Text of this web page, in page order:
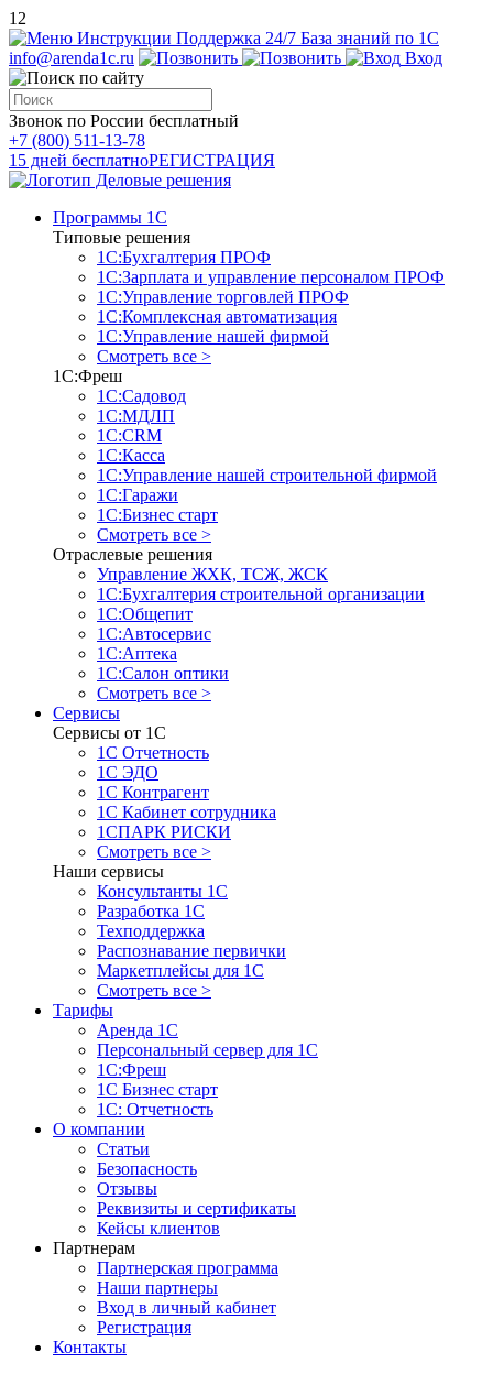
12
Инструкции Поддержка 24/7 База знаний по 1С
info@arenda1c.ru
Вход
Звонок по России бесплатный
+7 (800) 511-13-78
15 дней бесплатноРЕГИСТРАЦИЯ
Программы 1С
Типовые решения
1С:Бухгалтерия ПРОФ
1С:Зарплата и управление персоналом ПРОФ
1С:Управление торговлей ПРОФ
1С:Комплексная автоматизация
1С:Управление нашей фирмой
Смотреть все >
1С:Фреш
1С:Садовод
1С:МДЛП
1С:CRM
1С:Касса
1С:Управление нашей строительной фирмой
1С:Гаражи
1С:Бизнес старт
Смотреть все >
Отраслевые решения
Управление ЖХК, ТСЖ, ЖСК
1С:Бухгалтерия строительной организации
1С:Общепит
1С:Автосервис
1С:Аптека
1С:Салон оптики
Смотреть все >
Сервисы
Сервисы от 1С
1С Отчетность
1С ЭДО
1С Контрагент
1С Кабинет сотрудника
1СПАРК РИСКИ
Смотреть все >
Наши сервисы
Консультанты 1С
Разработка 1С
Техподдержка
Распознавание первички
Маркетплейсы для 1С
Смотреть все >
Тарифы
Аренда 1С
Персональный сервер для 1С
1С:Фреш
1С Бизнес старт
1С: Отчетность
О компании
Статьи
Безопасность
Отзывы
Реквизиты и сертификаты
Кейсы клиентов
Партнерам
Партнерская программа
Наши партнеры
Вход в личный кабинет
Регистрация
Контакты